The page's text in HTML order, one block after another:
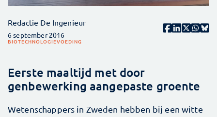
Redactie De Ingenieur
6 september 2016
BIOTECHNOLOGIEVOEDING
Eerste maaltijd met door
genbewerking aangepaste groente
Wetenschappers in Zweden hebben bij een witte